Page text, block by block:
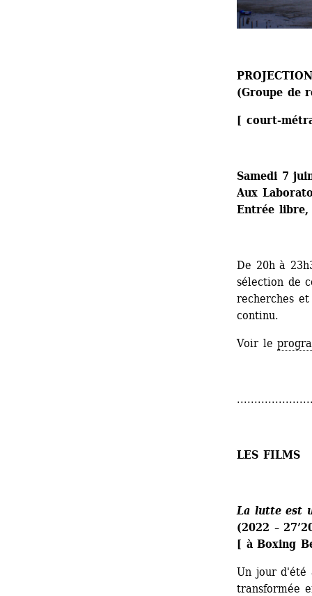
(Groupe de
[ court-
Samedi 7
Aux
Entrée libre,
De 20h à
sélection de
recherches et
continu.
Voir le
LES FILMS
La lutte est
(2022 –
[ à Boxing
Un jour d'été
transformée